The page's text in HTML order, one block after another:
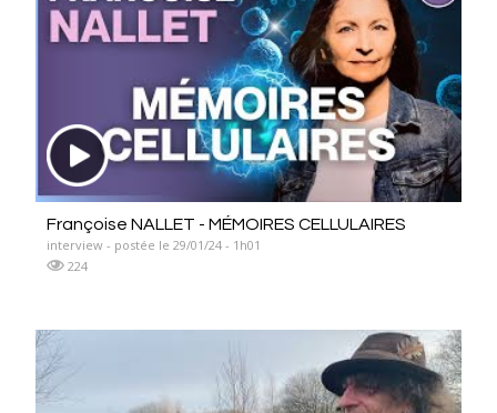
Françoise NALLET - MÉMOIRES CELLULAIRES
interview - postée le 29/01/24 - 1h01
224